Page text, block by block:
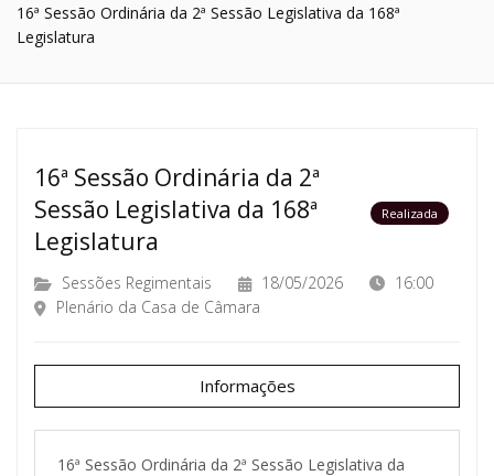
16ª Sessão Ordinária da 2ª Sessão Legislativa da 168ª
Legislatura
16ª Sessão Ordinária da 2ª
Sessão Legislativa da 168ª
Legislatura
Realizada
Sessões Regimentais 18/05/2026
16:00
Plenário da Casa de Câmara
Informações
16ª Sessão Ordinária da 2ª Sessão Legislativa da